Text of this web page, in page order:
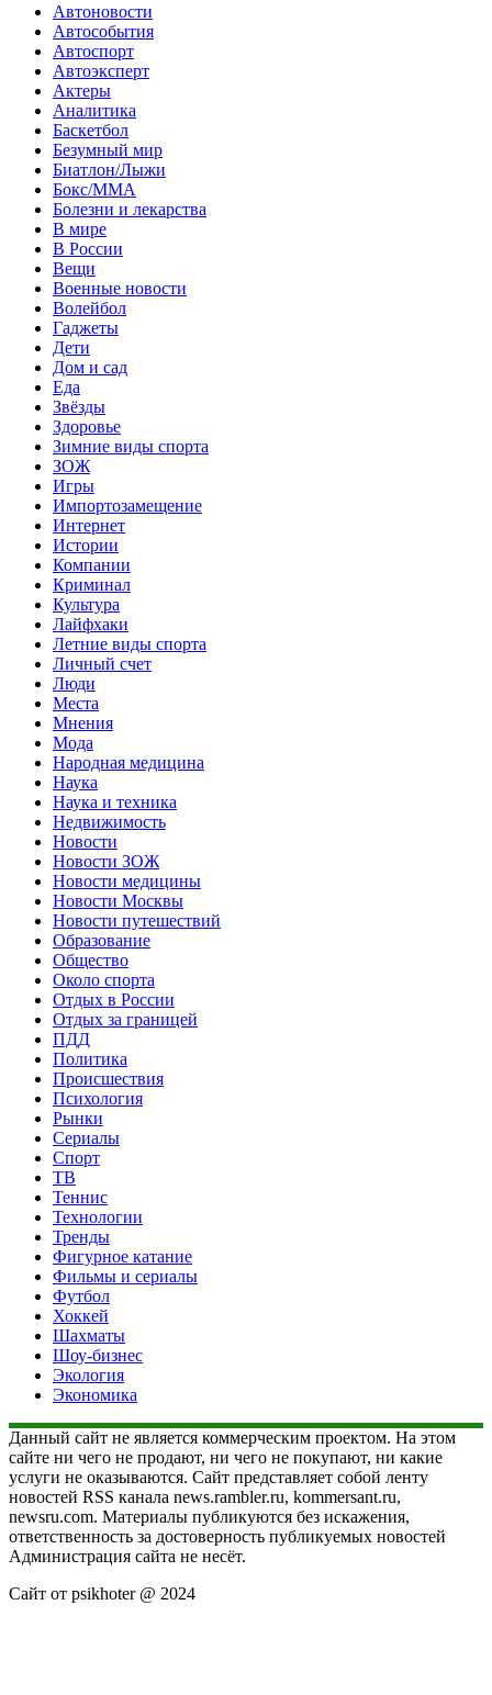
Автоновости
Автособытия
Автоспорт
Автоэксперт
Актеры
Аналитика
Баскетбол
Безумный мир
Биатлон/Лыжи
Бокс/MMA
Болезни и лекарства
В мире
В России
Вещи
Военные новости
Волейбол
Гаджеты
Дети
Дом и сад
Еда
Звёзды
Здоровье
Зимние виды спорта
ЗОЖ
Игры
Импортозамещение
Интернет
Истории
Компании
Криминал
Культура
Лайфхаки
Летние виды спорта
Личный счет
Люди
Места
Мнения
Мода
Народная медицина
Наука
Наука и техника
Недвижимость
Новости
Новости ЗОЖ
Новости медицины
Новости Москвы
Новости путешествий
Образование
Общество
Около спорта
Отдых в России
Отдых за границей
ПДД
Политика
Происшествия
Психология
Рынки
Сериалы
Спорт
ТВ
Теннис
Технологии
Тренды
Фигурное катание
Фильмы и сериалы
Футбол
Хоккей
Шахматы
Шоу-бизнес
Экология
Экономика
Данный сайт не является коммерческим проектом. На этом
сайте ни чего не продают, ни чего не покупают, ни какие
услуги не оказываются. Сайт представляет собой ленту
новостей RSS канала news.rambler.ru, kommersant.ru,
newsru.com. Материалы публикуются без искажения,
ответственность за достоверность публикуемых новостей
Администрация сайта не несёт.
Сайт от psikhoter @ 2024